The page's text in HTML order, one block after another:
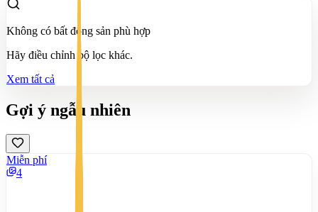
Không có bất động sản phù hợp
Hãy điều chỉnh bộ lọc khác.
Xem tất cả
Gợi ý ngẫu nhiên
Miễn phí
4